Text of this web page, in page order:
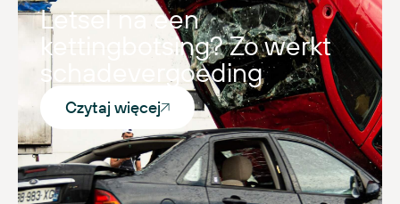
Letsel na een
kettingbotsing? Zo werkt
schadevergoeding
Czytaj więcej